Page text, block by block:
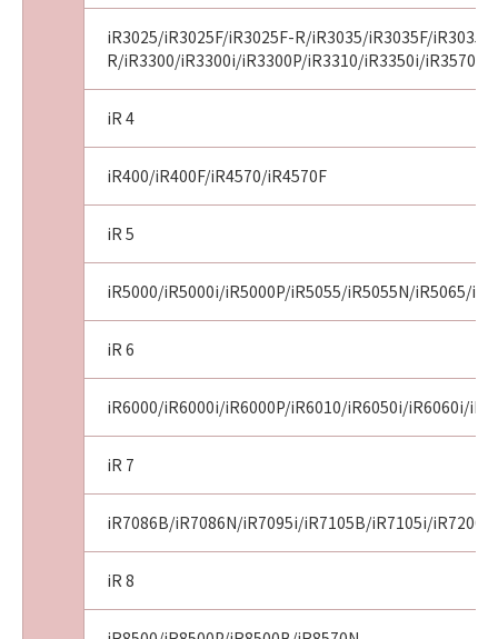
iR3025/iR3025F/iR3025F-R/iR3035/iR3035F/
R/iR3300/iR3300i/iR3300P/iR3310/iR3350i/iR3570/
iR 4
iR400/iR400F/iR4570/iR4570F
iR 5
iR5000/iR5000i/iR5000P/iR5055/iR5055N/iR5065/
iR 6
iR6000/iR6000i/iR6000P/iR6010/iR6050i/iR6060i/
iR 7
iR7086B/iR7086N/iR7095i/iR7105B/iR7105i/iR7200/
iR 8